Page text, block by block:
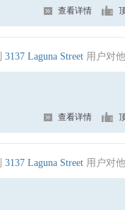
查看详情
3137 Laguna Street 用户对
查看详情
3137 Laguna Street 用户对